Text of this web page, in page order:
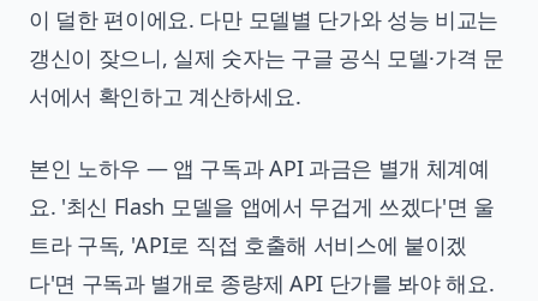
이 덜한 편이에요. 다만 모델별 단가와 성능 비교는
갱신이 잦으니, 실제 숫자는 구글 공식 모델·가격 문
서에서 확인하고 계산하세요.
본인 노하우 — 앱 구독과 API 과금은 별개 체계예
요. '최신 Flash 모델을 앱에서 무겁게 쓰겠다'면 울
트라 구독, 'API로 직접 호출해 서비스에 붙이겠
다'면 구독과 별개로 종량제 API 단가를 봐야 해요.